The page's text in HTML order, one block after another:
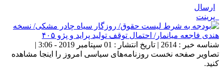
ارسال
پرینت
شناسه خبر : 2614 | تاریخ انتشار : 01 سپتامبر 2019 - 3:06 |
تصاویر صفحه نخست روزنامه‌های سیاسی امروز را اینجا مشاهده
کنید.